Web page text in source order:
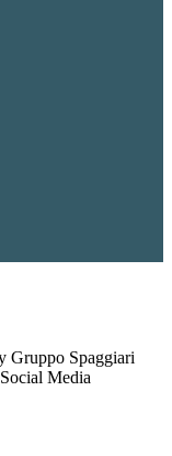
Gruppo Spaggiari
Media